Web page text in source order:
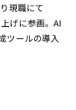
現職にて
げに参画。AI
ツールの導入